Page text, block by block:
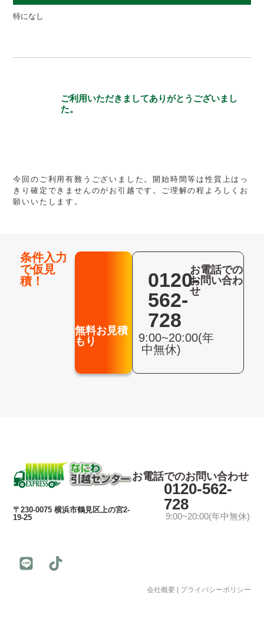
特になし
ご利用いただきましてありがとうございまし
た。
今回のご利用有難うございました。開始時間等は性質上はっ
きり確定できませんのがお引越です。ご理解の程よろしくお
願いいたします。
条件入力
で仮見
積！
無料お見積
もり
0120-
562-
728
9:00~20:00(年
中無休)
お電話での
お問い合わ
せ
〒230-0075 横浜市鶴見区上の宮2-
19-25
お電話でのお問い合わせ
0120-562-
728
9:00~20:00(年中無休)
会社概要| プライバシーポリシー